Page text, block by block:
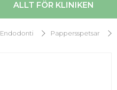
ALLT FÖR KLINIKEN
Endodonti Pappersspetsar